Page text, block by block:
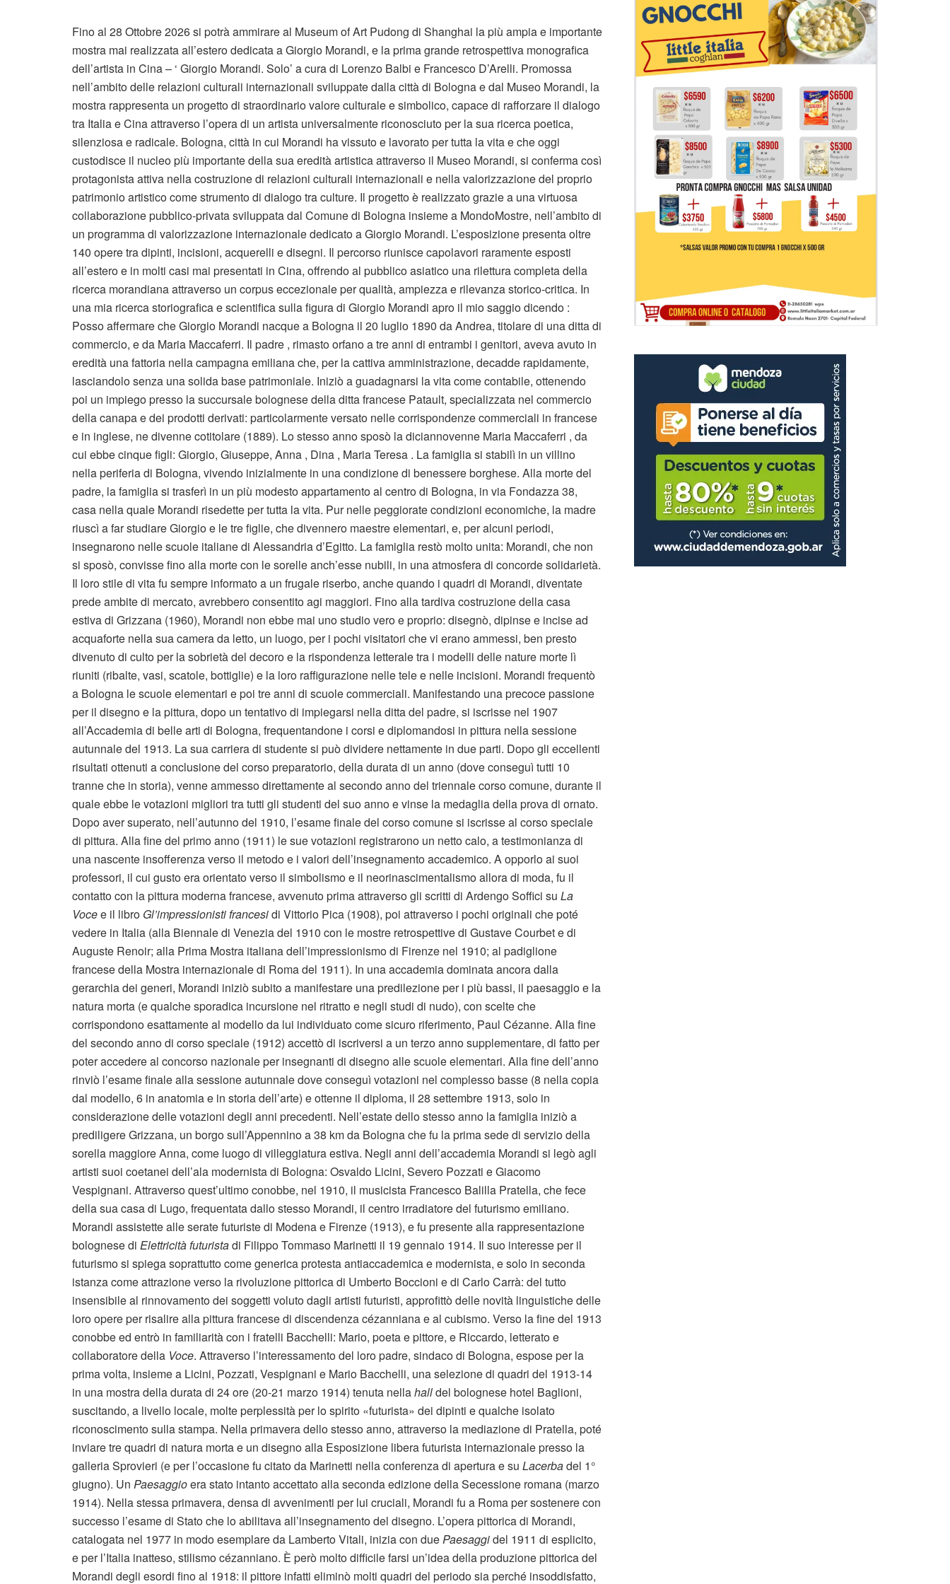
Fino al 28 Ottobre 2026 si potrà ammirare al Museum of Art Pudong di Shanghai la più ampia e importante
mostra mai realizzata all’estero dedicata a Giorgio Morandi, e la prima grande retrospettiva monografica
dell’artista in Cina – ‘ Giorgio Morandi. Solo’ a cura di Lorenzo Balbi e Francesco D’Arelli. Promossa
nell’ambito delle relazioni culturali internazionali sviluppate dalla città di Bologna e dal Museo Morandi, la
mostra rappresenta un progetto di straordinario valore culturale e simbolico, capace di rafforzare il dialogo
tra Italia e Cina attraverso l’opera di un artista universalmente riconosciuto per la sua ricerca poetica,
silenziosa e radicale. Bologna, città in cui Morandi ha vissuto e lavorato per tutta la vita e che oggi
custodisce il nucleo più importante della sua eredità artistica attraverso il Museo Morandi, si conferma così
protagonista attiva nella costruzione di relazioni culturali internazionali e nella valorizzazione del proprio
patrimonio artistico come strumento di dialogo tra culture. Il progetto è realizzato grazie a una virtuosa
collaborazione pubblico-privata sviluppata dal Comune di Bologna insieme a MondoMostre, nell’ambito di
un programma di valorizzazione internazionale dedicato a Giorgio Morandi. L’esposizione presenta oltre
140 opere tra dipinti, incisioni, acquerelli e disegni. Il percorso riunisce capolavori raramente esposti
all’estero e in molti casi mai presentati in Cina, offrendo al pubblico asiatico una rilettura completa della
ricerca morandiana attraverso un corpus eccezionale per qualità, ampiezza e rilevanza storico-critica. In
una mia ricerca storiografica e scientifica sulla figura di Giorgio Morandi apro il mio saggio dicendo :
Posso affermare che Giorgio Morandi nacque a Bologna il 20 luglio 1890 da Andrea, titolare di una ditta di
commercio, e da Maria Maccaferri. Il padre , rimasto orfano a tre anni di entrambi i genitori, aveva avuto in
eredità una fattoria nella campagna emiliana che, per la cattiva amministrazione, decadde rapidamente,
lasciandolo senza una solida base patrimoniale. Iniziò a guadagnarsi la vita come contabile, ottenendo
poi un impiego presso la succursale bolognese della ditta francese Patault, specializzata nel commercio
della canapa e dei prodotti derivati: particolarmente versato nelle corrispondenze commerciali in francese
e in inglese, ne divenne cotitolare (1889). Lo stesso anno sposò la diciannovenne Maria Maccaferri , da
cui ebbe cinque figli: Giorgio, Giuseppe, Anna , Dina , Maria Teresa . La famiglia si stabilì in un villino
nella periferia di Bologna, vivendo inizialmente in una condizione di benessere borghese. Alla morte del
padre, la famiglia si trasferì in un più modesto appartamento al centro di Bologna, in via Fondazza 38,
casa nella quale Morandi risedette per tutta la vita. Pur nelle peggiorate condizioni economiche, la madre
riuscì a far studiare Giorgio e le tre figlie, che divennero maestre elementari, e, per alcuni periodi,
insegnarono nelle scuole italiane di Alessandria d’Egitto. La famiglia restò molto unita: Morandi, che non
si sposò, convisse fino alla morte con le sorelle anch’esse nubili, in una atmosfera di concorde solidarietà.
Il loro stile di vita fu sempre informato a un frugale riserbo, anche quando i quadri di Morandi, diventate
prede ambite di mercato, avrebbero consentito agi maggiori. Fino alla tardiva costruzione della casa
estiva di Grizzana (1960), Morandi non ebbe mai uno studio vero e proprio: disegnò, dipinse e incise ad
acquaforte nella sua camera da letto, un luogo, per i pochi visitatori che vi erano ammessi, ben presto
divenuto di culto per la sobrietà del decoro e la rispondenza letterale tra i modelli delle nature morte lì
riuniti (ribalte, vasi, scatole, bottiglie) e la loro raffigurazione nelle tele e nelle incisioni. Morandi frequentò
a Bologna le scuole elementari e poi tre anni di scuole commerciali. Manifestando una precoce passione
per il disegno e la pittura, dopo un tentativo di impiegarsi nella ditta del padre, si iscrisse nel 1907
all’Accademia di belle arti di Bologna, frequentandone i corsi e diplomandosi in pittura nella sessione
autunnale del 1913. La sua carriera di studente si può dividere nettamente in due parti. Dopo gli eccellenti
risultati ottenuti a conclusione del corso preparatorio, della durata di un anno (dove conseguì tutti 10
tranne che in storia), venne ammesso direttamente al secondo anno del triennale corso comune, durante il
quale ebbe le votazioni migliori tra tutti gli studenti del suo anno e vinse la medaglia della prova di ornato.
Dopo aver superato, nell’autunno del 1910, l’esame finale del corso comune si iscrisse al corso speciale
di pittura. Alla fine del primo anno (1911) le sue votazioni registrarono un netto calo, a testimonianza di
una nascente insofferenza verso il metodo e i valori dell’insegnamento accademico. A opporlo ai suoi
professori, il cui gusto era orientato verso il simbolismo e il neorinascimentalismo allora di moda, fu il
contatto con la pittura moderna francese, avvenuto prima attraverso gli scritti di Ardengo Soffici su La
Vocee il libro Gl’impressionisti francesidi Vittorio Pica (1908), poi attraverso i pochi originali che poté
vedere in Italia (alla Biennale di Venezia del 1910 con le mostre retrospettive di Gustave Courbet e di
Auguste Renoir; alla Prima Mostra italiana dell’impressionismo di Firenze nel 1910; al padiglione
francese della Mostra internazionale di Roma del 1911). In una accademia dominata ancora dalla
gerarchia dei generi, Morandi iniziò subito a manifestare una predilezione per i più bassi, il paesaggio e la
natura morta (e qualche sporadica incursione nel ritratto e negli studi di nudo), con scelte che
corrispondono esattamente al modello da lui individuato come sicuro riferimento, Paul Cézanne. Alla fine
del secondo anno di corso speciale (1912) accettò di iscriversi a un terzo anno supplementare, di fatto per
poter accedere al concorso nazionale per insegnanti di disegno alle scuole elementari. Alla fine dell’anno
rinviò l’esame finale alla sessione autunnale dove conseguì votazioni nel complesso basse (8 nella copia
dal modello, 6 in anatomia e in storia dell’arte) e ottenne il diploma, il 28 settembre 1913, solo in
considerazione delle votazioni degli anni precedenti. Nell’estate dello stesso anno la famiglia iniziò a
prediligere Grizzana, un borgo sull’Appennino a 38 km da Bologna che fu la prima sede di servizio della
sorella maggiore Anna, come luogo di villeggiatura estiva. Negli anni dell’accademia Morandi si legò agli
artisti suoi coetanei dell’ala modernista di Bologna: Osvaldo Licini, Severo Pozzati e Giacomo
Vespignani. Attraverso quest’ultimo conobbe, nel 1910, il musicista Francesco Balilla Pratella, che fece
della sua casa di Lugo, frequentata dallo stesso Morandi, il centro irradiatore del futurismo emiliano.
Morandi assistette alle serate futuriste di Modena e Firenze (1913), e fu presente alla rappresentazione
bolognese di Elettricità futuristadi Filippo Tommaso Marinetti il 19 gennaio 1914. Il suo interesse per il
futurismo si spiega soprattutto come generica protesta antiaccademica e modernista, e solo in seconda
istanza come attrazione verso la rivoluzione pittorica di Umberto Boccioni e di Carlo Carrà: del tutto
insensibile al rinnovamento dei soggetti voluto dagli artisti futuristi, approfittò delle novità linguistiche delle
loro opere per risalire alla pittura francese di discendenza cézanniana e al cubismo. Verso la fine del 1913
conobbe ed entrò in familiarità con i fratelli Bacchelli: Mario, poeta e pittore, e Riccardo, letterato e
collaboratore della Voce. Attraverso l’interessamento del loro padre, sindaco di Bologna, espose per la
prima volta, insieme a Licini, Pozzati, Vespignani e Mario Bacchelli, una selezione di quadri del 1913-14
in una mostra della durata di 24 ore (20-21 marzo 1914) tenuta nellahalldel bolognese hotel Baglioni,
suscitando, a livello locale, molte perplessità per lo spirito «futurista» dei dipinti e qualche isolato
riconoscimento sulla stampa. Nella primavera dello stesso anno, attraverso la mediazione di Pratella, poté
inviare tre quadri di natura morta e un disegno alla Esposizione libera futurista internazionale presso la
galleria Sprovieri (e per l’occasione fu citato da Marinetti nella conferenza di apertura e su Lacerbadel 1°
giugno). Un Paesaggioera stato intanto accettato alla seconda edizione della Secessione romana (marzo
1914). Nella stessa primavera, densa di avvenimenti per lui cruciali, Morandi fu a Roma per sostenere con
successo l’esame di Stato che lo abilitava all’insegnamento del disegno. L’opera pittorica di Morandi,
catalogata nel 1977 in modo esemplare da Lamberto Vitali, inizia con duePaesaggidel 1911 di esplicito,
e per l’Italia inatteso, stilismo cézanniano. È però molto difficile farsi un’idea della produzione pittorica del
Morandi degli esordi fino al 1918: il pittore infatti eliminò molti quadri del periodo sia perché insoddisfatto,